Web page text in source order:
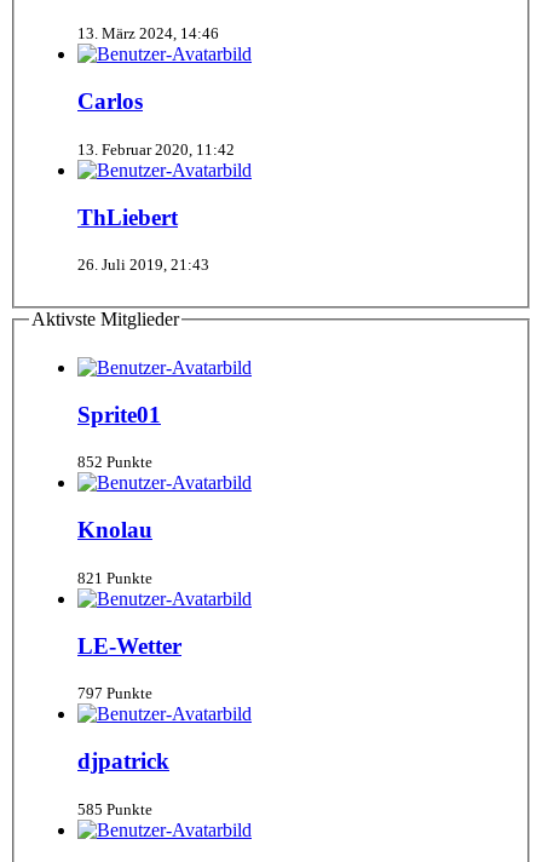
13. März 2024, 14:46
Carlos
13. Februar 2020, 11:42
ThLiebert
26. Juli 2019, 21:43
Aktivste Mitglieder
Sprite01
852 Punkte
Knolau
821 Punkte
LE-Wetter
797 Punkte
djpatrick
585 Punkte